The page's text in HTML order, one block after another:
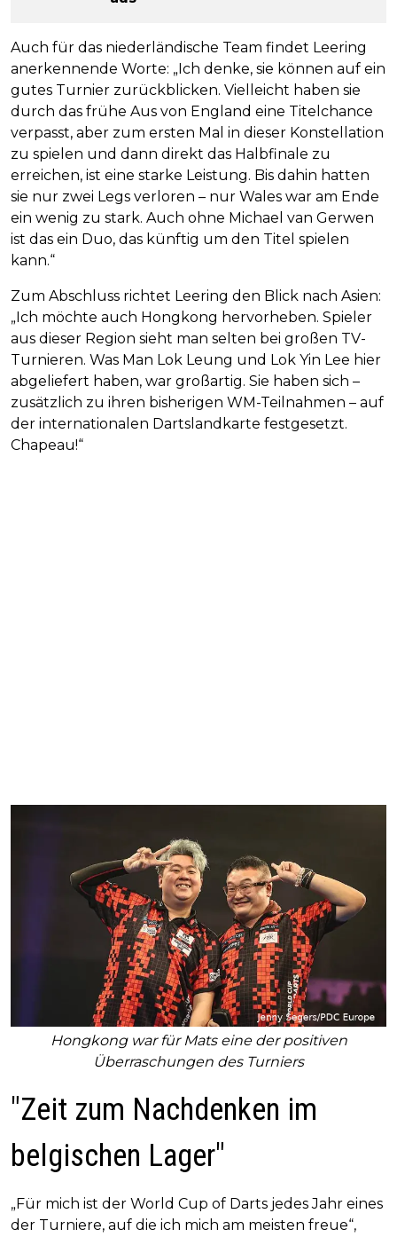
Auch für das niederländische Team findet Leering
anerkennende Worte: „Ich denke, sie können auf ein
gutes Turnier zurückblicken. Vielleicht haben sie
durch das frühe Aus von England eine Titelchance
verpasst, aber zum ersten Mal in dieser Konstellation
zu spielen und dann direkt das Halbfinale zu
erreichen, ist eine starke Leistung. Bis dahin hatten
sie nur zwei Legs verloren – nur Wales war am Ende
ein wenig zu stark. Auch ohne Michael van Gerwen
ist das ein Duo, das künftig um den Titel spielen
kann.“
Zum Abschluss richtet Leering den Blick nach Asien:
„Ich möchte auch Hongkong hervorheben. Spieler
aus dieser Region sieht man selten bei großen TV-
Turnieren. Was Man Lok Leung und Lok Yin Lee hier
abgeliefert haben, war großartig. Sie haben sich –
zusätzlich zu ihren bisherigen WM-Teilnahmen – auf
der internationalen Dartslandkarte festgesetzt.
Chapeau!“
Hongkong war für Mats eine der positiven
Überraschungen des Turniers
"Zeit zum Nachdenken im
belgischen Lager"
„Für mich ist der World Cup of Darts jedes Jahr eines
der Turniere, auf die ich mich am meisten freue“,